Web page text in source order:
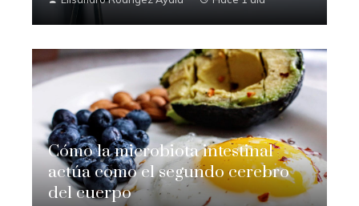
Cómo la microbiota intestinal
actúa como el segundo cerebro
del cuerpo